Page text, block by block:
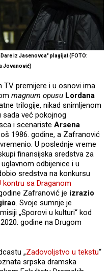
iz Jasenovca" plagijat (FOTO:
Jovanović)
TV premijere i u osnovi ima
magnum opusu Lordana
trilogije, nikad snimljenom
sada već pokojnog
i scenariste Arsena
1986. godine, a Zafranović
U poslednje vreme
finansijska sredstva za
odbijenice i u
sredstva na konkursu
kontru sa Draganom
Zafranović je izrazio
. Svoje sumnje je
„Sporovi u kulturi“ kod
godine na Drugom
„Zadovoljstvo u tekstu“
srpska dramska